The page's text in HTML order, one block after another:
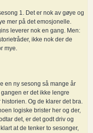
1. Det er nok av gøye og
mer på det emosjonelle.
leverer nok en gang. Men:
ikke nok der de
mye.
en ny sesong så mange år
er det ikke lengre
Og de klarer det bra.
logiske brister her og der,
det, er det godt driv og
at de tenker to sesonger,